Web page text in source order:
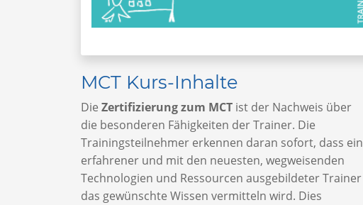
MCT Kurs-Inhalte
Die Zertifizierung zum MCT ist der Nachweis über
die besonderen Fähigkeiten der Trainer. Die
Trainingsteilnehmer erkennen daran sofort, dass ein
erfahrener und mit den neuesten, wegweisenden
Technologien und Ressourcen ausgebildeter Trainer
das gewünschte Wissen vermitteln wird. Dies